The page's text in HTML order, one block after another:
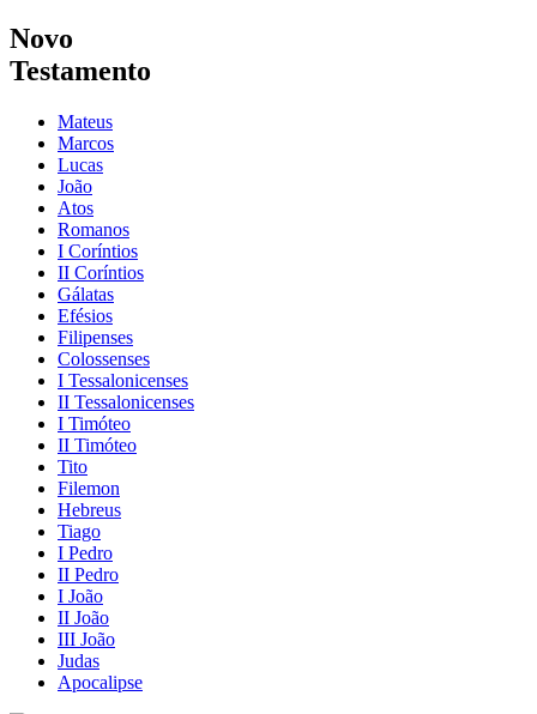
Novo
Testamento
Mateus
Marcos
Lucas
João
Atos
Romanos
I Coríntios
II Coríntios
Gálatas
Efésios
Filipenses
Colossenses
I Tessalonicenses
II Tessalonicenses
I Timóteo
II Timóteo
Tito
Filemon
Hebreus
Tiago
I Pedro
II Pedro
I João
II João
III João
Judas
Apocalipse